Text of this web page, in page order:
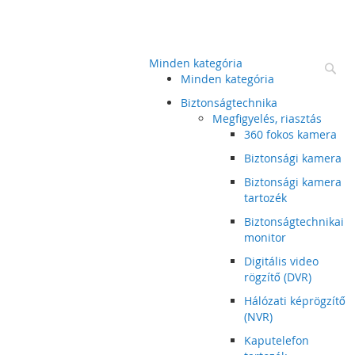
Minden kategória
Minden kategória
Biztonságtechnika
Megfigyelés, riasztás
360 fokos kamera
Biztonsági kamera
Biztonsági kamera
tartozék
Biztonságtechnikai
monitor
Digitális video
rögzítő (DVR)
Hálózati képrögzítő
(NVR)
Kaputelefon